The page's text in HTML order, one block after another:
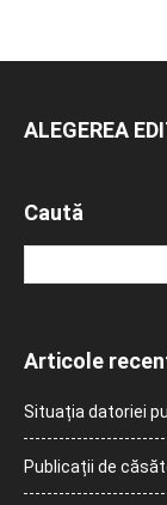
ALEGEREA
Caută
Articole
Situația datoriei
Publicații de